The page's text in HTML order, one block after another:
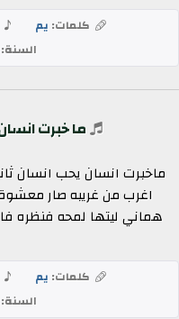
كلمات: يم
السنة:
ما خبرت
‏ماخبرت انسان يحب انسان
اغرب من غريبه صار
هماني ‏ليتها لمحه فنظره
كلمات: يم
السنة: